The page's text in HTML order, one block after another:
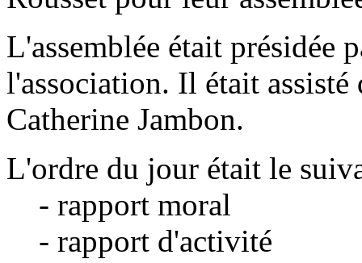
L'assemblée était présidée
l'association. Il était assisté
Catherine Jambon.
L'ordre du jour était le
- rapport moral
- rapport d'activité